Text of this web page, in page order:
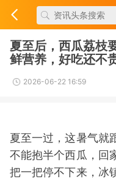
夏至后，西瓜荔枝
鲜营养，好吃还不
2026-06-22 16:59
夏至一过，这暑气就
不能抱半个西瓜，回
把一把停不下来，冰